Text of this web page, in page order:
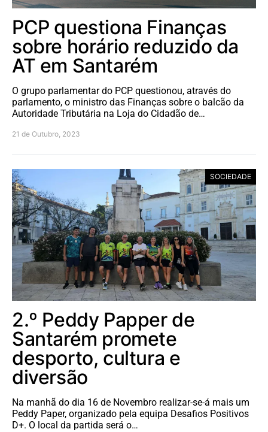
PCP questiona Finanças
sobre horário reduzido da
AT em Santarém
O grupo parlamentar do PCP questionou, através do
parlamento, o ministro das Finanças sobre o balcão da
Autoridade Tributária na Loja do Cidadão de…
21 de Outubro, 2023
SOCIEDADE
2.º Peddy Papper de
Santarém promete
desporto, cultura e
diversão
Na manhã do dia 16 de Novembro realizar-se-á mais um
Peddy Paper, organizado pela equipa Desafios Positivos
D+. O local da partida será o…